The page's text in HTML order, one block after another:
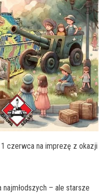
czerwca na imprezę z okazji
najmłodszych – ale starsze